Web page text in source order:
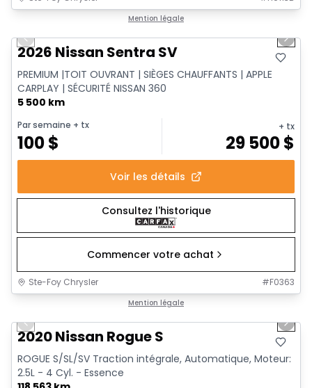
Mention légale
Previous slide Next
2026 Nissan Sentra SV
PREMIUM |TOIT OUVRANT | SIÈGES CHAUFFANTS | APPLE
CARPLAY | SÉCURITÉ NISSAN 360
5 500 km
Par semaine + tx
100$
+ tx
29 500$
Voir les détails
Consultez l'historique
Commencer votre achat
Ste-Foy Chrysler #F0363
Mention légale
Previous slide Next
2020 Nissan Rogue S
ROGUE S/SL/SV Traction intégrale, Automatique, Moteur:
2.5L - 4 Cyl. - Essence